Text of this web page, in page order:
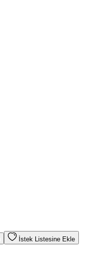
İstek Listesine Ekle